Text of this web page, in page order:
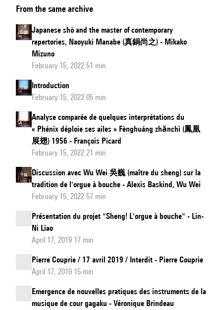
tradition
of
Gagaku
new
world
the
From the same archive
Japanese shō and the master of contemporary
repertories, Naoyuki Manabe (真鍋尚之) - Mikako
Mizuno
February 15, 2022 51 min
Introduction
February 15, 2022 05 min
Analyse comparée de quelques interprétations du
« Phénix déploie ses ailes » Fènghuáng zhǎnchì (鳳凰
展翅) 1956 - François Picard
February 15, 2022 21 min
Discussion avec Wu Wei 吳巍 (maître du sheng) sur la
tradition de l'orgue à bouche - Alexis Baskind, Wu Wei
February 15, 2022 57 min
Présentation du projet "Sheng! L'orgue à bouche" - Lin-
Ni Liao
April 17, 2019 17 min
Pierre Couprie / 17 avril 2019 / Interdit - Pierre Couprie
April 17, 2019 15 min
Emergence de nouvelles pratiques des instruments de la
musique de cour gagaku - Véronique Brindeau